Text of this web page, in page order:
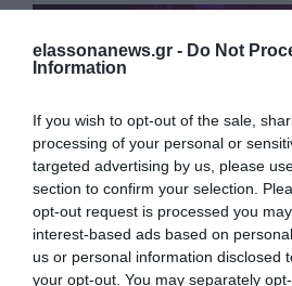
elassonanews.gr - Do Not
Information
If you wish to opt-out of the sale,
processing of your personal or
targeted advertising by us, please
section to confirm your selection.
opt-out request is processed you
interest-based ads based on
us or personal information disclosed
your opt-out. You may separately
Διαχείριση